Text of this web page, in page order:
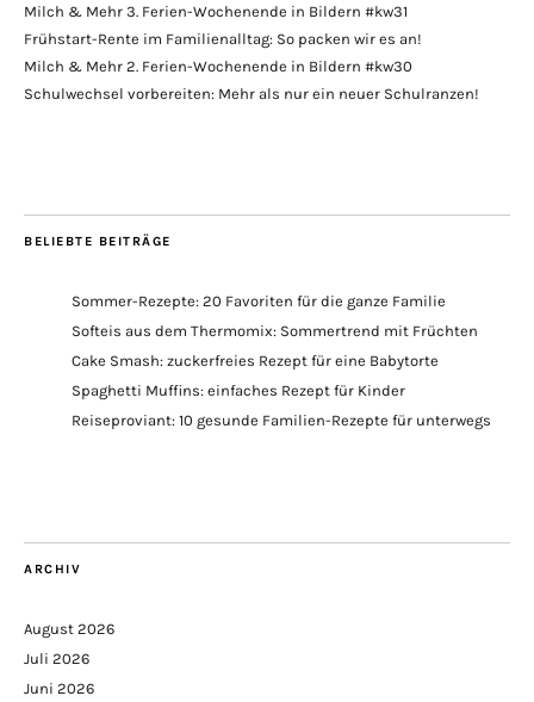
Milch & Mehr 3. Ferien-Wochenende in Bildern #kw31
Frühstart-Rente im Familienalltag: So packen wir es an!
Milch & Mehr 2. Ferien-Wochenende in Bildern #kw30
Schulwechsel vorbereiten: Mehr als nur ein neuer Schulranzen!
BELIEBTE BEITRÄGE
Sommer-Rezepte: 20 Favoriten für die ganze Familie
Softeis aus dem Thermomix: Sommertrend mit Früchten
Cake Smash: zuckerfreies Rezept für eine Babytorte
Spaghetti Muffins: einfaches Rezept für Kinder
Reiseproviant: 10 gesunde Familien-Rezepte für unterwegs
ARCHIV
August 2026
Juli 2026
Juni 2026